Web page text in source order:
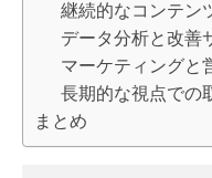
継続的なコンテン
データ分析と改善
マーケティングと
長期的な視点での
まとめ